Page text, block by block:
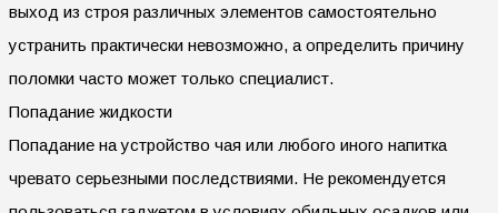
выход из строя различных элементов самостоятельно
устранить практически невозможно, а определить причину
поломки часто может только специалист.
Попадание жидкости
Попадание на устройство чая или любого иного напитка
чревато серьезными последствиями. Не рекомендуется